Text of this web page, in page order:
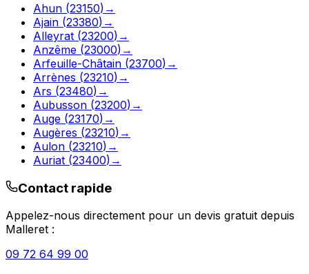
Ahun (23150) →
Ajain (23380) →
Alleyrat (23200) →
Anzême (23000) →
Arfeuille-Châtain (23700) →
Arrènes (23210) →
Ars (23480) →
Aubusson (23200) →
Auge (23170) →
Augères (23210) →
Aulon (23210) →
Auriat (23400) →
Contact rapide
Appelez-nous directement pour un devis gratuit depuis
Malleret :
09 72 64 99 00